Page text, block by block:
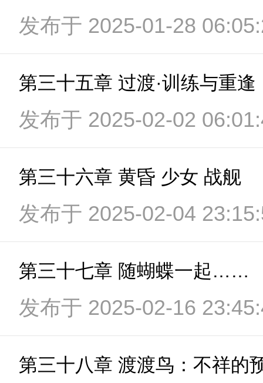
发布于 2025-01-28
第三十五章 过渡·训练与重逢
发布于 2025-02-02
第三十六章 黄昏 少女 战舰
发布于 2025-02-04
第三十七章 随蝴蝶一起……
发布于 2025-02-16
第三十八章 渡渡鸟：不祥的